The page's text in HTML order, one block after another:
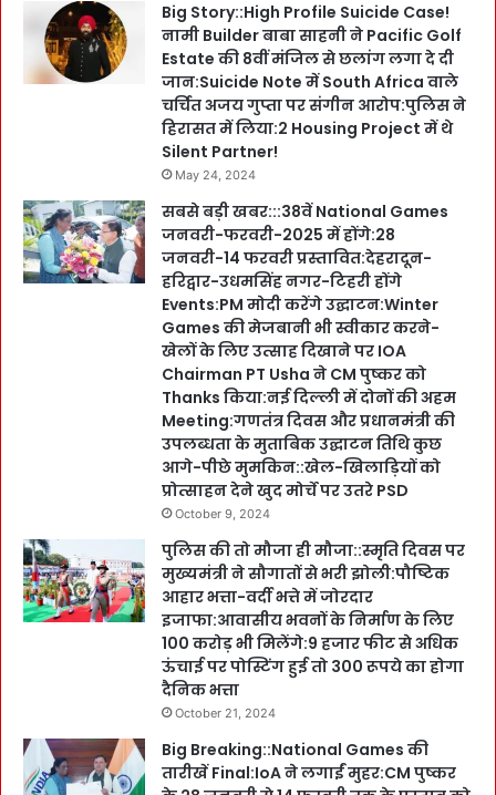
Big Story::High Profile Suicide Case!
नामी Builder बाबा साहनी ने Pacific Golf
Estate की 8वीं मंजिल से छलांग लगा दे दी
जान:Suicide Note में South Africa वाले
चर्चित अजय गुप्ता पर संगीन आरोप:पुलिस ने
हिरासत में लिया:2 Housing Project में थे
Silent Partner!
May 24, 2024
सबसे बड़ी खबर:::38वें National Games
जनवरी-फरवरी-2025 में होंगे:28
जनवरी-14 फरवरी प्रस्तावित:देहरादून-
हरिद्वार-उधमसिंह नगर-टिहरी होंगे
Events:PM मोदी करेंगे उद्घाटन:Winter
Games की मेजबानी भी स्वीकार करने-
खेलों के लिए उत्साह दिखाने पर IOA
Chairman PT Usha ने CM पुष्कर को
Thanks किया:नई दिल्ली में दोनों की अहम
Meeting:गणतंत्र दिवस और प्रधानमंत्री की
उपलब्धता के मुताबिक उद्घाटन तिथि कुछ
आगे-पीछे मुमकिन::खेल-खिलाड़ियों को
प्रोत्साहन देने खुद मोर्चे पर उतरे PSD
October 9, 2024
पुलिस की तो मौजा ही मौजा::स्मृति दिवस पर
मुख्यमंत्री ने सौगातों से भरी झोली:पौष्टिक
आहार भत्ता-वर्दी भत्ते में जोरदार
इजाफा:आवासीय भवनों के निर्माण के लिए
100 करोड़ भी मिलेंगे:9 हजार फीट से अधिक
ऊंचाई पर पोस्टिंग हुई तो 300 रूपये का होगा
दैनिक भत्ता
October 21, 2024
Big Breaking::National Games की
तारीखें Final:IoA ने लगाईं मुहर:CM पुष्कर